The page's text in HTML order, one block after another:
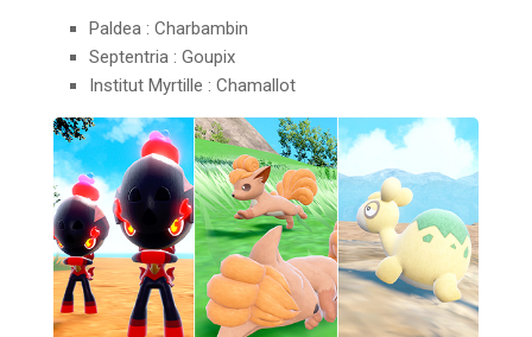
Paldea : Charbambin
Septentria : Goupix
Institut Myrtille : Chamallot